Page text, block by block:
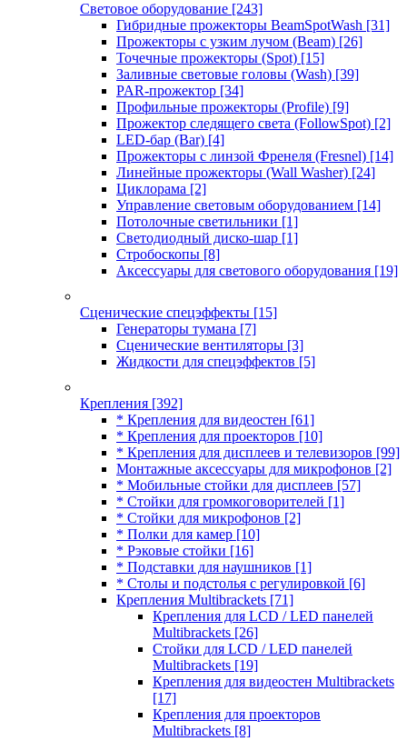
Световое оборудование [243]
Гибридные прожекторы BeamSpotWash [31]
Прожекторы с узким лучом (Beam) [26]
Точечные прожекторы (Spot) [15]
Заливные световые головы (Wash) [39]
PAR-прожектор [34]
Профильные прожекторы (Profile) [9]
Прожектор следящего света (FollowSpot) [2]
LED-бар (Bar) [4]
Прожекторы с линзой Френеля (Fresnel) [14]
Линейные прожекторы (Wall Washer) [24]
Циклорама [2]
Управление световым оборудованием [14]
Потолочные светильники [1]
Светодиодный диско-шар [1]
Стробоскопы [8]
Аксессуары для светового оборудования [19]
Сценические спецэффекты [15]
Генераторы тумана [7]
Сценические вентиляторы [3]
Жидкости для спецэффектов [5]
Крепления [392]
* Крепления для видеостен [61]
* Крепления для проекторов [10]
* Крепления для дисплеев и телевизоров [99]
Монтажные аксессуары для микрофонов [2]
* Мобильные стойки для дисплеев [57]
* Стойки для громкоговорителей [1]
* Стойки для микрофонов [2]
* Полки для камер [10]
* Рэковые стойки [16]
* Подставки для наушников [1]
* Столы и подстолья с регулировкой [6]
Крепления Multibrackets [71]
Крепления для LCD / LED панелей
Multibrackets [26]
Стойки для LCD / LED панелей
Multibrackets [19]
Крепления для видеостен Multibrackets
[17]
Крепления для проекторов
Multibrackets [8]